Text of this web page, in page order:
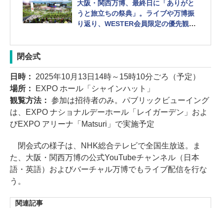
大阪・関西万博、最終日に「ありがと
うと旅立ちの祭典」。ライブや万博振
り返り、WESTER会員限定の優先観覧
閉会式
日時： 2025年10月13日14時～15時10分ごろ（予定）
場所：
EXPO ホール「シャインハット」
観覧方法： 参加は招待者のみ。パブリックビューイング
は、EXPO ナショナルデーホール「レイガーデン」およ
びEXPO アリーナ「Matsuri」で実施予定
閉会式の様子は、NHK総合テレビで全国生放送。ま
た、大阪・関西万博の公式YouTubeチャンネル（日本
語・英語）およびバーチャル万博でもライブ配信を行な
う。
関連記事